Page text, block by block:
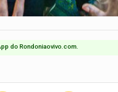
do Rondoniaovivo.com.​